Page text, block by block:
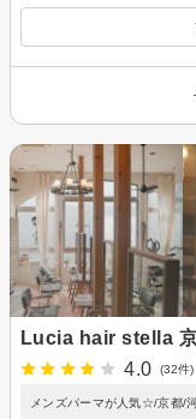
Lucia hair stella
4.0
(32件)
メンズパーマが人気☆/京都/